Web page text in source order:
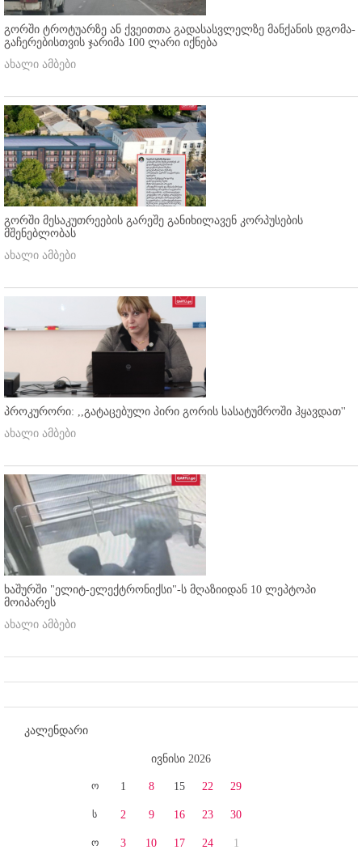
გორში ტროტუარზე ან ქვეითთა გადასასვლელზე მანქანის დგომა-
გაჩერებისთვის ჯარიმა 100 ლარი იქნება
ახალი ამბები
გორში მესაკუთრეების გარეშე განიხილავენ კორპუსების
მშენებლობას
ახალი ამბები
პროკურორი: ,,გატაცებული პირი გორის სასატუმროში ჰყავდათ''
ახალი ამბები
ხაშურში "ელიტ-ელექტრონიქსი"-ს მღაზიიდან 10 ლეპტოპი
მოიპარეს
ახალი ამბები
კალენდარი
ივნისი 2026
ო
ს
ო
1
2
3
8
9
10
15
16
17
22
23
24
29
30
1